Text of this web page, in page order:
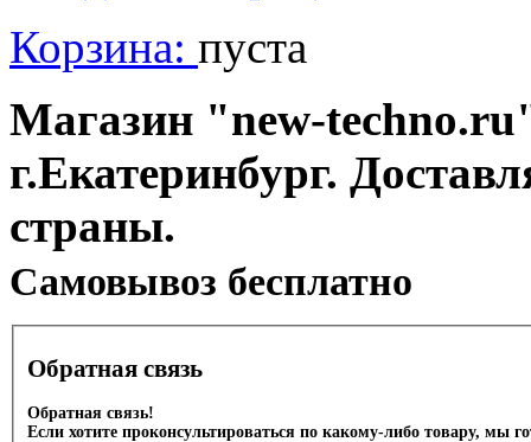
Корзина: пуста
Магазин "new-
г.Екатеринбург.
страны.
Cамовывоз бесплатно
Обратная связь
Обратная связь!
Если хотите проконсультироваться по какому-либо товару, мы